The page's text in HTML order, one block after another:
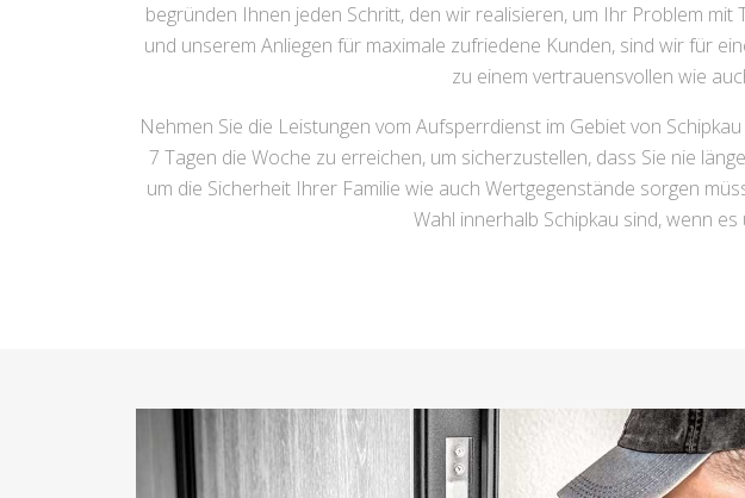
begründen Ihnen jeden Schritt, den wir realisieren, um Ihr Problem
und unserem Anliegen für maximale zufriedene Kunden, sind wir für
zu einem vertrauensvollen wie
Nehmen Sie die Leistungen vom Aufsperrdienst im Gebiet von
7 Tagen die Woche zu erreichen, um sicherzustellen, dass Sie nie
um die Sicherheit Ihrer Familie wie auch Wertgegenstände sorgen
Wahl innerhalb Schipkau sind, wenn